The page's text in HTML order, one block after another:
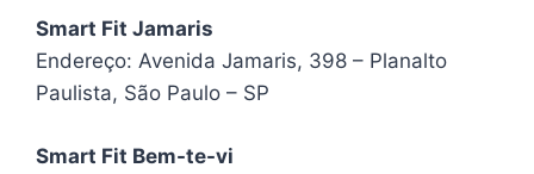
Smart Fit Jamaris
Endereço: Avenida Jamaris, 398 – Planalto
Paulista, São Paulo – SP
Smart Fit Bem-te-vi